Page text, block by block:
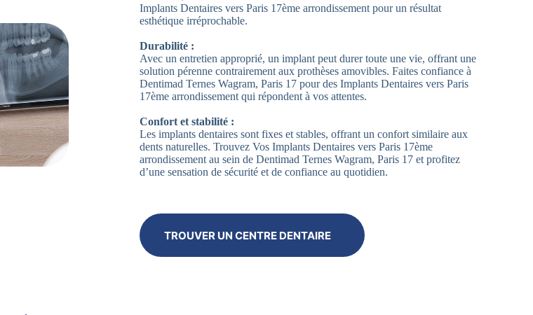
Implants Dentaires vers Paris 17ème arrondissement pour un résultat
esthétique irréprochable.
Durabilité :
Avec un entretien approprié, un implant peut durer toute une vie, offrant une
solution pérenne contrairement aux prothèses amovibles. Faites confiance à
Dentimad Ternes Wagram, Paris 17 pour des Implants Dentaires vers Paris
17ème arrondissement qui répondent à vos attentes.
Confort et stabilité :
Les implants dentaires sont fixes et stables, offrant un confort similaire aux
dents naturelles. Trouvez Vos Implants Dentaires vers Paris 17ème
arrondissement au sein de Dentimad Ternes Wagram, Paris 17 et profitez
d’une sensation de sécurité et de confiance au quotidien.
TROUVER UN CENTRE DENTAIRE